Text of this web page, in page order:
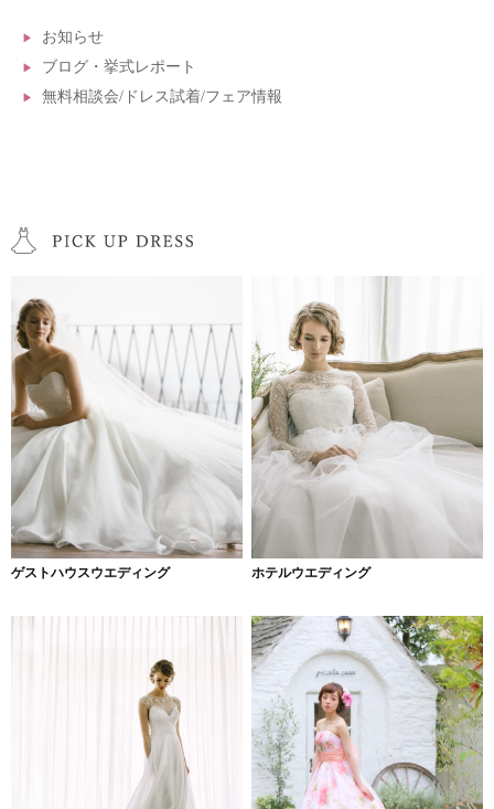
お知らせ
ブログ・挙式レポート
無料相談会/ドレス試着/フェア情報
ゲストハウスウエディング ホテルウエディング